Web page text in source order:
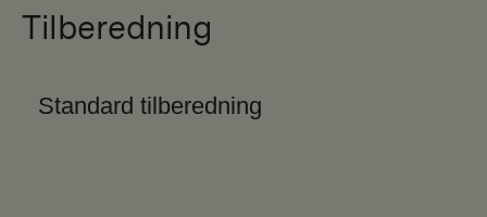
Tilberedning
Standard tilberedning